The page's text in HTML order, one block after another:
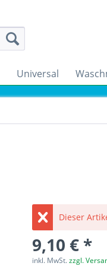
Universal
Dieser
9,10 € *
inkl. MwSt.zzgl.